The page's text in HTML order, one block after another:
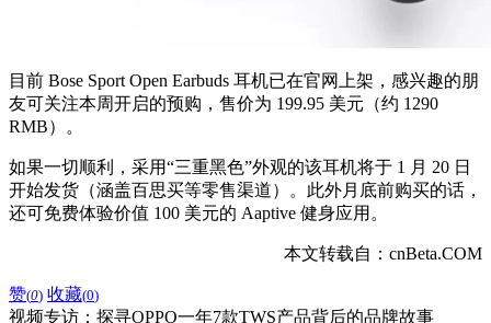
目前 Bose Sport Open Earbuds 耳机已在官网上架，感兴趣的朋
友可关注本周开启的预购，售价为 199.95 美元（约 1290
RMB）。
如果一切顺利，采用“三重黑色”外观的该耳机将于 1 月 20 日
开始发货（涵盖百思买等零售渠道）。此外月底前购买的话，
还可免费体验价值 100 美元的 Aaptive 健身应用。
本文转载自：cnBeta.COM
赞(0) 收藏(0)
视频专访：探寻OPPO一年7款TWS产品背后的品牌故事